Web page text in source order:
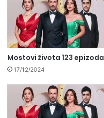
Mostovi života 123 epizoda
17/12/2024